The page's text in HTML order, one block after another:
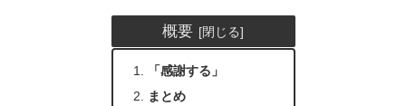
概要
「感謝する」
まとめ